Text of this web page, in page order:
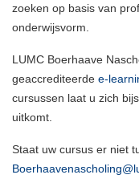
zoeken op basis van
onderwijsvorm.
LUMC Boerhaave
geaccrediteerde e-
cursussen laat u zich
uitkomt.
Staat uw cursus er niet